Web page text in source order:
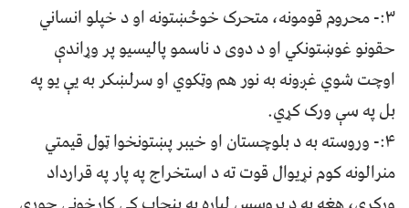
۳:- محروم قومونه، متحرک خوځښتونه او د خپلو انساني
حقونو غوښتونکي او د دوی د ناسمو پالیسیو پر وړاندې
اوچت شوي غږونه به نور هم وټکوي او سرلښکر به یې یو په
بل په سې ورک کړي.
۴:- وروسته به د بلوچستان او خیبر پښتونخوا ټول قیمتي
منرالونه کوم نړیوال قوت ته د استخراج په پار په قرارداد